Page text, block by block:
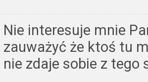
Nie interesuje mnie
zauważyć że ktoś tu
nie zdaje sobie z tego